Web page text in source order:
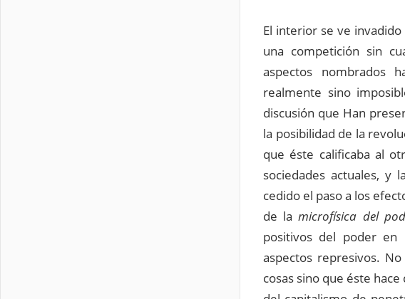
El interior se ve
una competición sin
aspectos nombrados
realmente sino
discusión que Han
la posibilidad de la
que éste calificaba al
sociedades actuales, y
cedido el paso a los
de lamicrofísica del
positivos del poder en
aspectos represivos.
cosas sino que éste